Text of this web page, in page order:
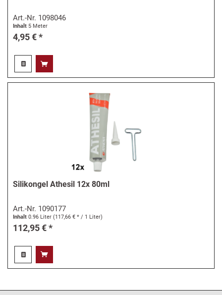
Art.-Nr. 1098046
Inhalt 5 Meter
4,95 € *
Silikongel Athesil 12x 80ml
Art.-Nr. 1090177
Inhalt0.96 Liter(117,66 € * / 1 Liter)
112,95 € *